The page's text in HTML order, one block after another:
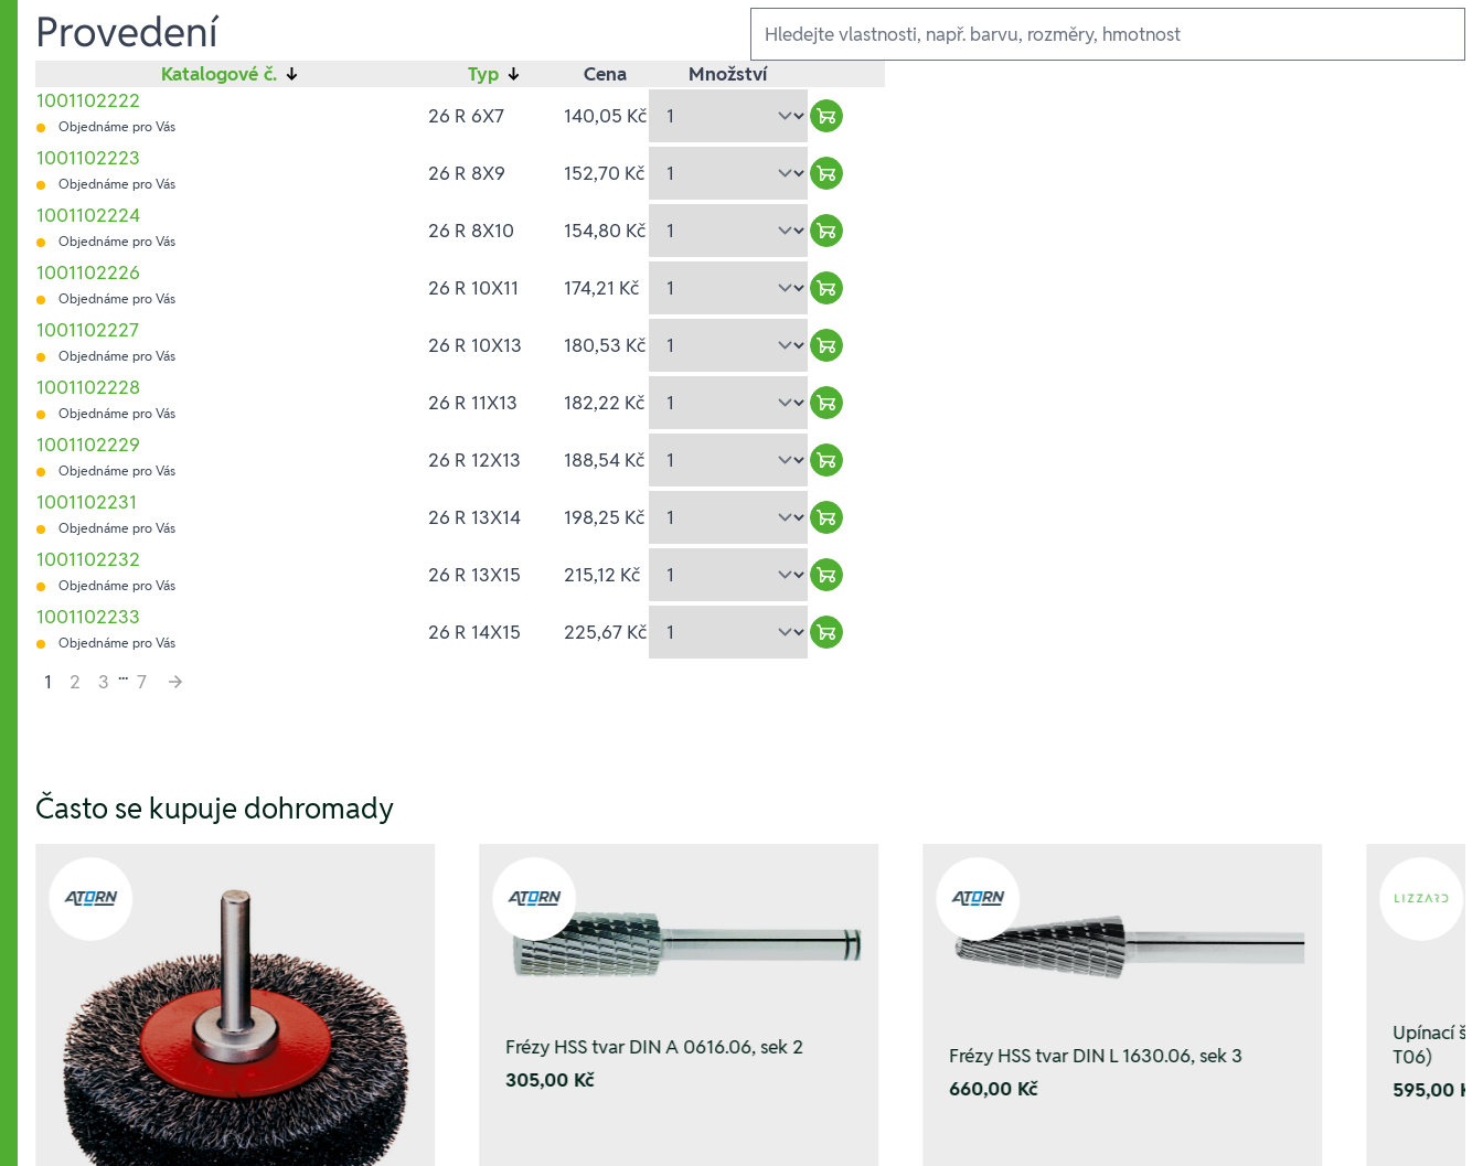
Provedení Ausführungen
Katalogové č. ↓ Typ ↓ Cena
Množství
1001102222
Objednáme pro Vás 26 R 6X7 140,05 Kč
Warenkorb hinzufügen
1001102223
Objednáme pro Vás 26 R 8X9 152,70 Kč
Warenkorb hinzufügen
1001102224
Objednáme pro Vás 26 R 8X10 154,80 Kč
Warenkorb hinzufügen
1001102226
Objednáme pro Vás 26 R 10X11 174,21 Kč
Warenkorb hinzufügen
1001102227
Objednáme pro Vás 26 R 10X13 180,53 Kč
Warenkorb hinzufügen
1001102228
Objednáme pro Vás 26 R 11X13 182,22 Kč
Warenkorb hinzufügen
1001102229
Objednáme pro Vás 26 R 12X13 188,54 Kč
Warenkorb hinzufügen
1001102231
Objednáme pro Vás 26 R 13X14 198,25 Kč
Warenkorb hinzufügen
1001102232
Objednáme pro Vás 26 R 13X15 215,12 Kč
Warenkorb hinzufügen
1001102233
Objednáme pro Vás 26 R 14X15 225,67 Kč
Warenkorb hinzufügen
1
2 3 ... 7
Často se kupuje dohromady
Frézy HSS tvar DIN A 0616.06, sek 2
305,00 Kč
Frézy HSS tvar DIN L 1630.06, sek 3
660,00 Kč
Upínací
T06)
595,00 Kč